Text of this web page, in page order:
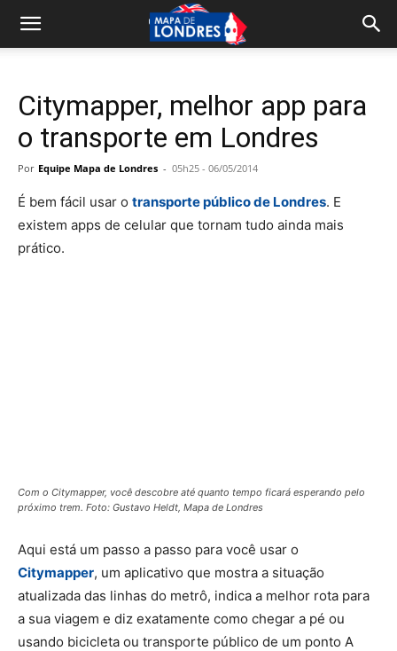
Citymapper, melhor app para
o transporte em Londres
Por Equipe Mapa de Londres - 05h25 - 06/05/2014
É bem fácil usar o transporte público de Londres. E
existem apps de celular que tornam tudo ainda mais
prático.
Com o Citymapper, você descobre até quanto tempo ficará esperando pelo
próximo trem. Foto: Gustavo Heldt, Mapa de Londres
Aqui está um passo a passo para você usar o
Citymapper, um aplicativo que mostra a situação
atualizada das linhas do metrô, indica a melhor rota para
a sua viagem e diz exatamente como chegar a pé ou
usando bicicleta ou transporte público de um ponto A